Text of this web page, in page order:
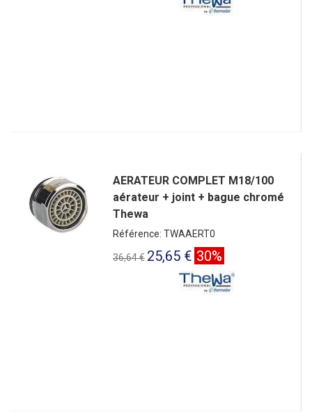
AERATEUR COMPLET M18/100
aérateur + joint + bague chromé
Thewa
Référence: TWAAERT0
36,64 € 25,65 € 30%